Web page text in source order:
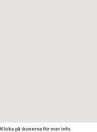
Klicka på ikonerna för mer info.